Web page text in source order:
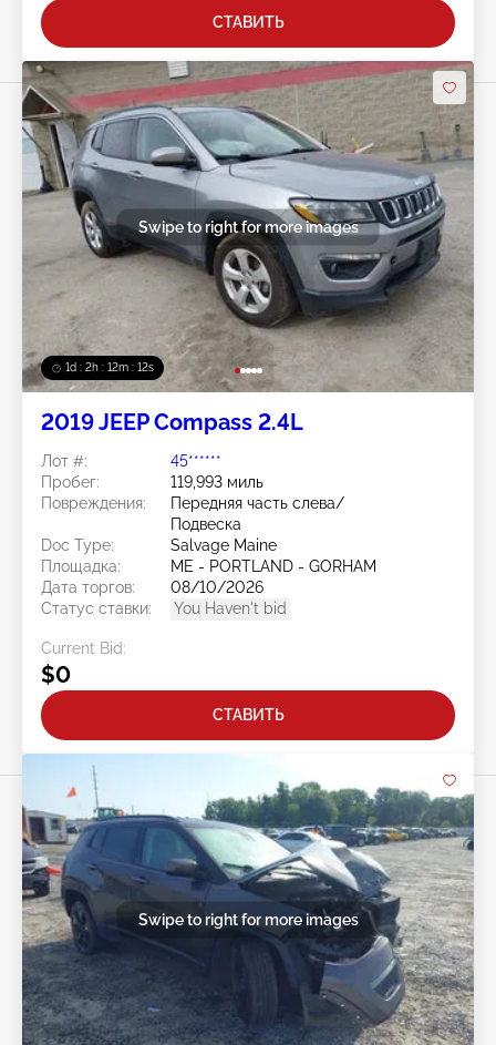
СТАВИТЬ
1d : 2h : 12m : 10s
Swipe to right for more images
2019 JEEP Compass 2.4L
Лот #:
45******
Пробег:
119,993 миль
Повреждения:
Передняя часть слева/
Подвеска
Doc Type:
Salvage Maine
Площадка:
ME - PORTLAND - GORHAM
Дата торгов:
08/10/2026
Статус ставки:
You Haven't bid
Current Bid:
$0
СТАВИТЬ
Swipe to right for more images